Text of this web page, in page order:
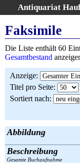
Antiquariat
Home
Gesamtbestand
Kategorien
Schlagwörter
Suchergebnisse
AGB
Widerruf
Über uns
Faksimile
Die Liste enthält 60
Gesamtbestand
Anzeige:
Titel pro Seite:
Sortiert nach:
Abbildung
Beschreibung
Gesamte Buchaufnahme